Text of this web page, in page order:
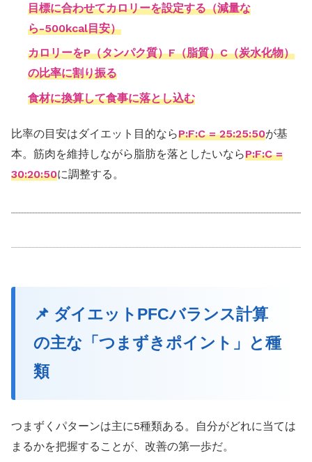
目標に合わせてカロリーを設定する（減量な
ら-500kcal目安）
カロリーをP（タンパク質）F（脂質）C（炭水化物）
の比率に割り振る
食材に換算して食事に落とし込む
比率の目安はダイエット目的ならP:F:C = 25:25:50が基
本。筋肉を維持しながら脂肪を落としたいならP:F:C =
30:20:50に調整する。
📌 ダイエットPFCバランス計算
の主な「つまずきポイント」と種
類
つまずくパターンは主に5種類ある。自分がどれに当ては
まるかを把握することが、改善の第一歩だ。